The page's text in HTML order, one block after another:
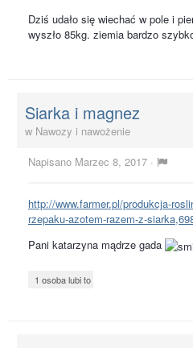
Dziś udało się wiechać w pole i
wyszło 85kg. ziemia bardzo
Siarka i magnez
w Nawozy i nawożenie
Napisano Marzec 8, 2017 ·
http://www.farmer.pl/produkcja-
rzepaku-azotem-razem-z-
Pani katarzyna mądrze gada
1 osoba lubi to